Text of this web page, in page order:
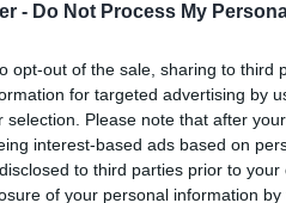
- Do Not Process My
opt-out of the sale, sharing to third
for targeted advertising by
selection. Please note that after
interest-based ads based on
to third parties prior to
of your personal information
page de téléchargement a été
fichier.fr/2017/06/18/
à l_étiologie